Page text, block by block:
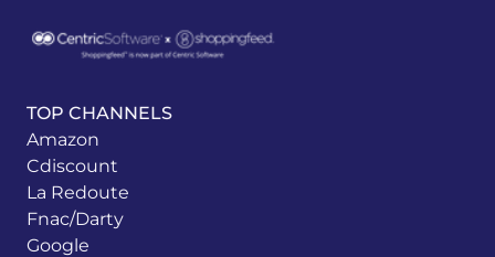
TOP CHANNELS
Amazon
Cdiscount
La Redoute
Fnac/Darty
Google